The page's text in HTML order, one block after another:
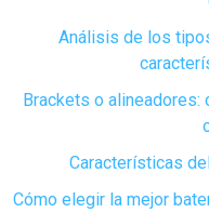
Análisis de los
Brackets o alineadores:
Características
Cómo elegir la mejor